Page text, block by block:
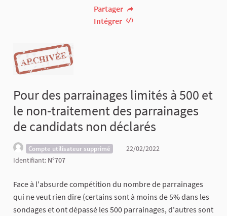
Partager
Intégrer
Pour des parrainages limités à 500 et
le non-traitement des parrainages
de candidats non déclarés
Compte utilisateur supprimé
22/02/2022
Identifiant: N°707
Face à l'absurde compétition du nombre de parrainages
qui ne veut rien dire (certains sont à moins de 5% dans les
sondages et ont dépassé les 500 parrainages, d'autres sont